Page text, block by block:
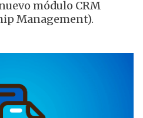
módulo CRM
Management).